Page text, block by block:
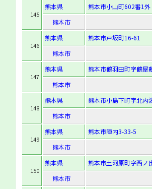
145
熊本県
熊本市小山町602番1外
熊本市
146
熊本県
熊本市戸坂町16-61
熊本市
147
熊本県
熊本市鶴羽田町字鶴屋
熊本市
148
熊本県
熊本市小島下町字北内
熊本市
149
熊本県
熊本市陣内3-33-5
熊本市
150
熊本県
熊本市土河原町字西ノ
熊本市